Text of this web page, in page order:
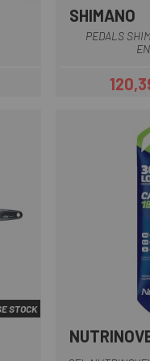
SHIMANO
PEDALS
STOCK